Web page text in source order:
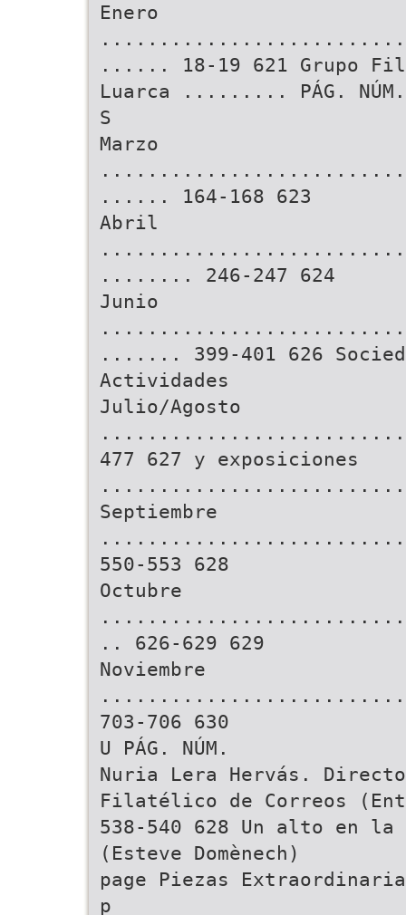
Enero
...... 18-19 621 Grupo
Luarca ......... PÁG. NÚM.
S
Marzo
...... 164-168 623
Abril
........ 246-247 624
Junio
....... 399-401 626
Actividades
Julio/Agosto
477 627 y exposiciones
Septiembre
550-553 628
Octubre
.. 626-629 629
Noviembre
703-706 630
U PÁG. NÚM.
Nuria Lera Hervás.
Filatélico de Correos
538-540 628 Un alto en la
(Esteve Domènech)
page Piezas
p